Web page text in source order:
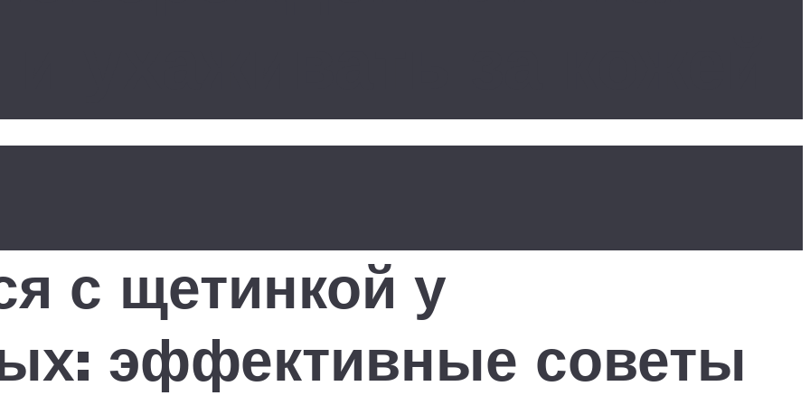
ухаживать за кожей
с щетинкой у
эффективные советы